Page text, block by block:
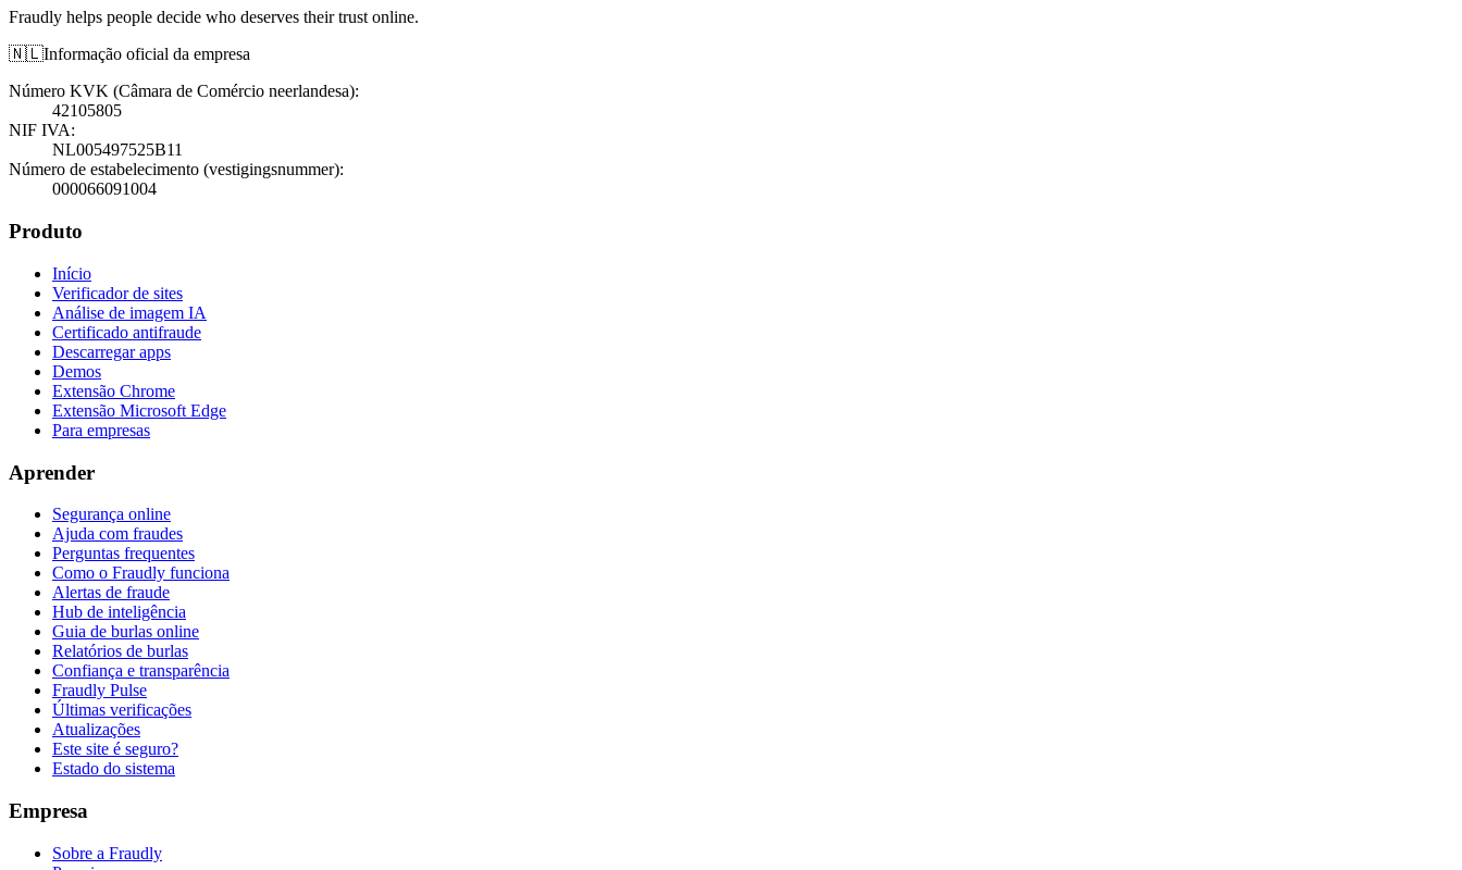
Fraudly helps people decide who deserves their trust online.
🇳🇱Informação oficial da empresa
Número KVK (Câmara de Comércio neerlandesa):
42105805
NIF IVA:
NL005497525B11
Número de estabelecimento (vestigingsnummer):
000066091004
Produto
Início
Verificador de sites
Análise de imagem IA
Certificado antifraude
Descarregar apps
Demos
Extensão Chrome
Extensão Microsoft Edge
Para empresas
Aprender
Segurança online
Ajuda com fraudes
Perguntas frequentes
Como o Fraudly funciona
Alertas de fraude
Hub de inteligência
Guia de burlas online
Relatórios de burlas
Confiança e transparência
Fraudly Pulse
Últimas verificações
Atualizações
Este site é seguro?
Estado do sistema
Empresa
Sobre a Fraudly